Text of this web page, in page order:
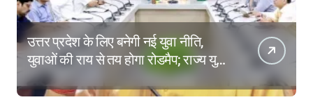
उत्तर प्रदेश के लिए बनेगी नई युवा नीति,
युवाओं की राय से तय होगा रोडमैप; राज्य युवा
आयोग के गठन पर भी मंथन